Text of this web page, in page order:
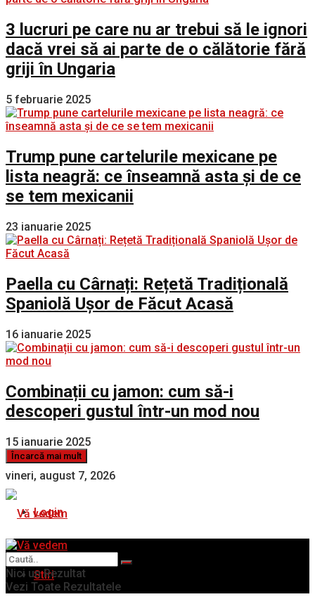
3 lucruri pe care nu ar trebui să le ignori
dacă vrei să ai parte de o călătorie fără
griji în Ungaria
5 februarie 2025
Trump pune cartelurile mexicane pe
lista neagră: ce înseamnă asta și de ce
se tem mexicanii
23 ianuarie 2025
Paella cu Cârnați: Rețetă Tradițională
Spaniolă Ușor de Făcut Acasă
16 ianuarie 2025
Combinații cu jamon: cum să-i
descoperi gustul într-un mod nou
15 ianuarie 2025
Încarcă mai mult
vineri, august 7, 2026
Login
Stiri
Nici un Rezultat
Vezi Toate Rezultatele